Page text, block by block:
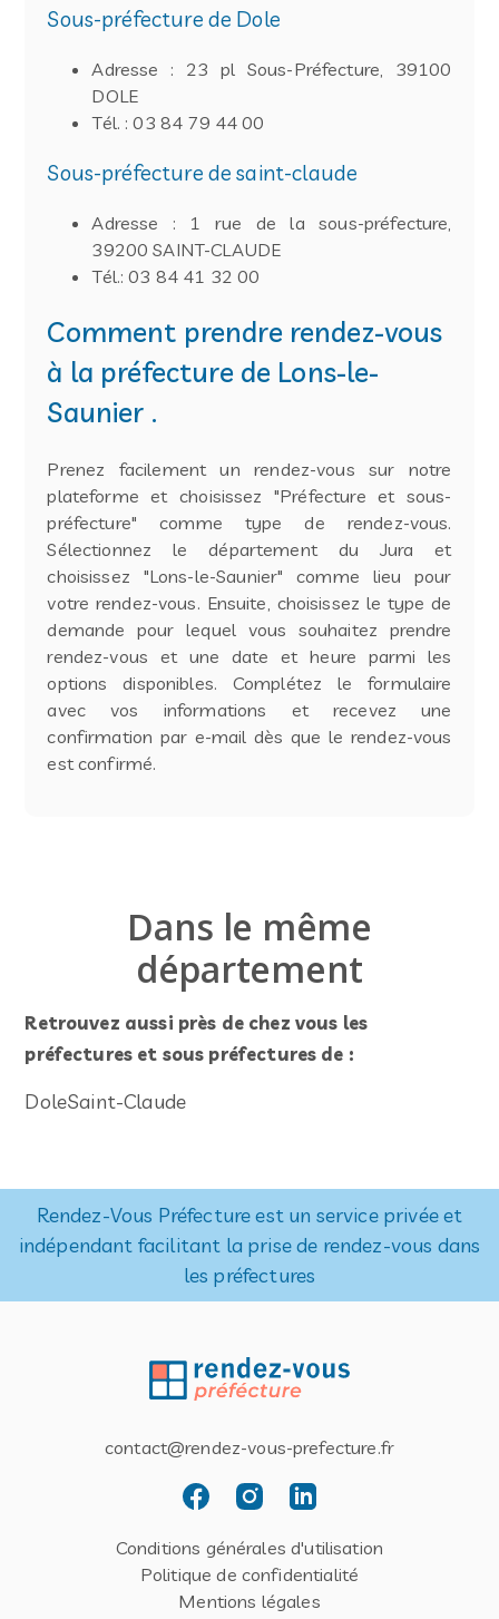
Dans le même
département
Retrouvez aussi près de chez vous les
préfectures et sous préfectures de :
DoleSaint-Claude
Sous-préfecture de Dole
Adresse : 23 pl Sous-Préfecture, 39100
DOLE
Tél. : 03 84 79 44 00
Sous-préfecture de saint-claude
Adresse : 1 rue de la sous-préfecture,
39200 SAINT-CLAUDE
Tél.: 03 84 41 32 00
Comment prendre rendez-vous
à la préfecture de Lons-le-
Saunier .
Prenez facilement un rendez-vous sur notre
plateforme et choisissez "Préfecture et sous-
préfecture" comme type de rendez-vous.
Sélectionnez le département du Jura et
choisissez "Lons-le-Saunier" comme lieu pour
votre rendez-vous. Ensuite, choisissez le type de
demande pour lequel vous souhaitez prendre
rendez-vous et une date et heure parmi les
options disponibles. Complétez le formulaire
avec vos informations et recevez une
confirmation par e-mail dès que le rendez-vous
est confirmé.
Rendez-Vous Préfecture est un service privée et
indépendant facilitant la prise de rendez-vous dans
les préfectures
contact@rendez-vous-prefecture.fr
Conditions générales d'utilisation
Politique de confidentialité
Mentions légales